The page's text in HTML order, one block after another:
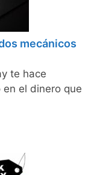
mecánicos
te hace
el dinero que